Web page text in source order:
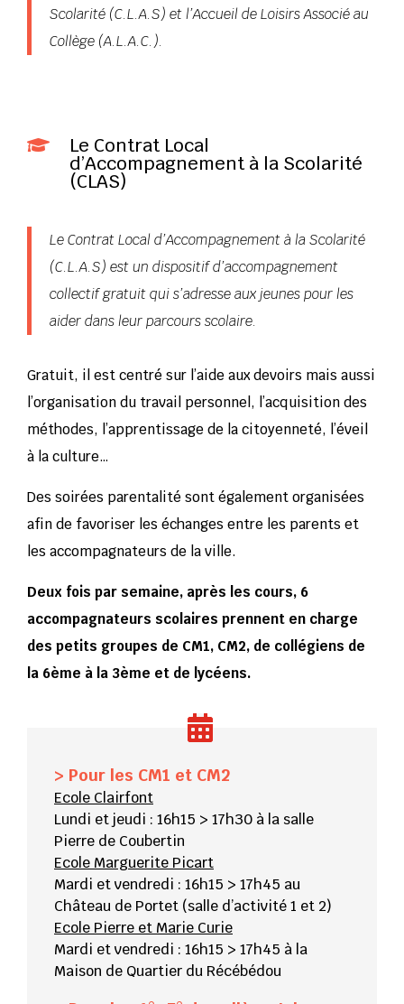
Scolarité (C.L.A.S) et l’Accueil de Loisirs Associé au
Collège (A.L.A.C.).
 Le Contrat Local
d’Accompagnement à la Scolarité
(CLAS)
Le Contrat Local d’Accompagnement à la Scolarité
(C.L.A.S) est un dispositif d’accompagnement
collectif gratuit qui s’adresse aux jeunes pour les
aider dans leur parcours scolaire.
Gratuit, il est centré sur l’aide aux devoirs mais aussi
l’organisation du travail personnel, l’acquisition des
méthodes, l’apprentissage de la citoyenneté, l’éveil
à la culture…
Des soirées parentalité sont également organisées
afin de favoriser les échanges entre les parents et
les accompagnateurs de la ville.
Deux fois par semaine, après les cours, 6
accompagnateurs scolaires prennent en charge
des petits groupes de CM1, CM2, de collégiens de
la 6ème à la 3ème et de lycéens.
> Pour les CM1 et CM2
Ecole Clairfont
Lundi et jeudi : 16h15 > 17h30 à la salle
Pierre de Coubertin
Ecole Marguerite Picart
Mardi et vendredi : 16h15 > 17h45 au
Château de Portet (salle d’activité 1 et 2)
Ecole Pierre et Marie Curie
Mardi et vendredi : 16h15 > 17h45 à la
Maison de Quartier du Récébédou